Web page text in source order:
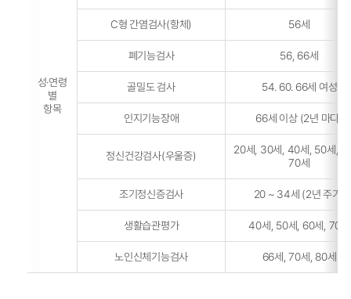
성·연령
별
항목
C형 간염검사(항체) 56세
폐기능검사 56, 66세
골밀도 검사 54. 60. 66세 여성
인지기능장애 66세 이상 (2년 마다)
정신건강검사(우울증)
20세, 30세, 40세, 50세,
70세
조기정신증검사 20 ~ 34세 (2년 주기)
생활습관평가 40세, 50세, 60세, 70세
노인신체기능검사 66세, 70세, 80세